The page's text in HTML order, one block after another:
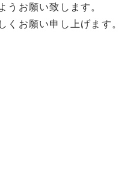
うお願い致します。
くお願い申し上げます。